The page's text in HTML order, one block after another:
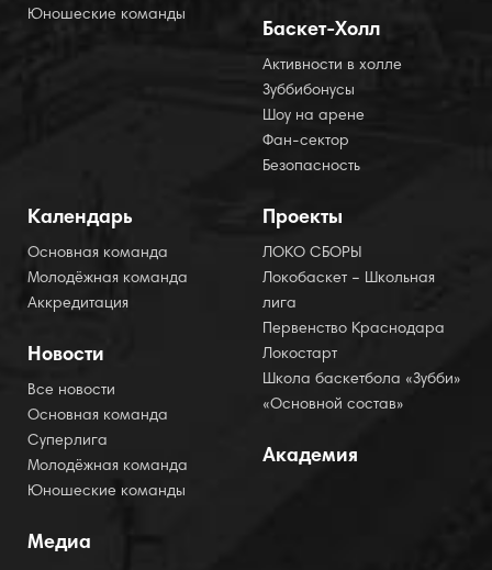
Юношеские команды
Баскет-Холл
Активности в холле
Зуббибонусы
Шоу на арене
Фан-сектор
Безопасность
Календарь
Основная команда
Молодёжная команда
Аккредитация
Новости
Все новости
Основная команда
Суперлига
Молодёжная команда
Юношеские команды
Медиа
Проекты
ЛОКО СБОРЫ
Локобаскет – Школьная
лига
Первенство Краснодара
Локостарт
Школа баскетбола «Зубби»
«Основной состав»
Академия